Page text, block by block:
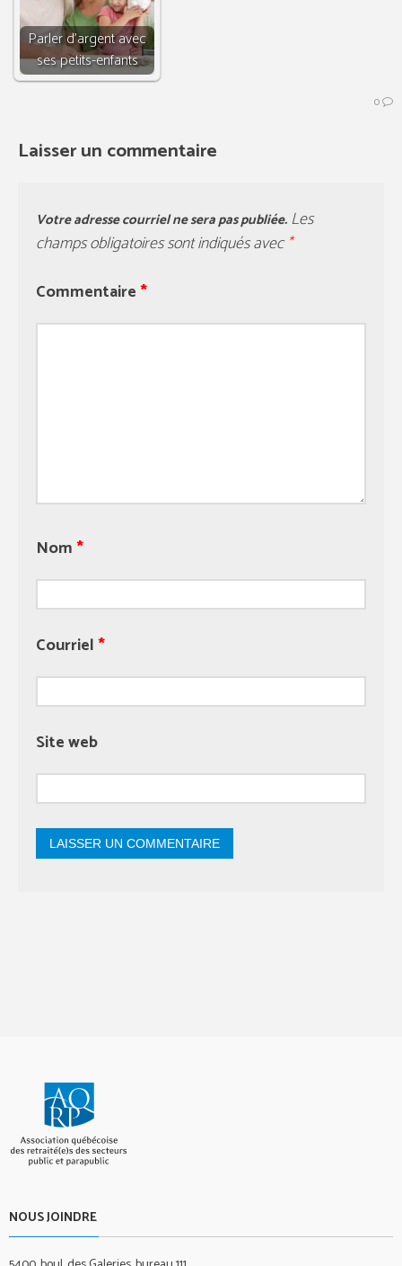
Parler d’argent avec
ses petits-enfants
0
Laisser un commentaire
Votre adresse courriel ne sera pas publiée. Les
champs obligatoires sont indiqués avec*
Commentaire*
Nom*
Courriel*
Site web
NOUS JOINDRE